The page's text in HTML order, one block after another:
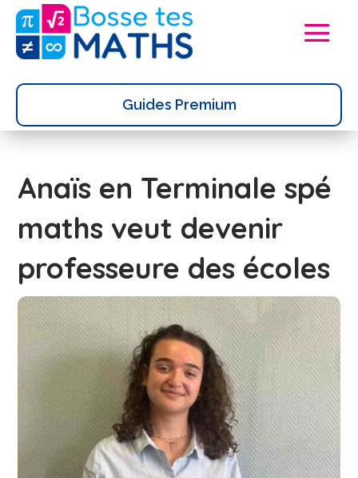
Guides Premium
Anaïs en Terminale spé
maths veut devenir
professeure des écoles